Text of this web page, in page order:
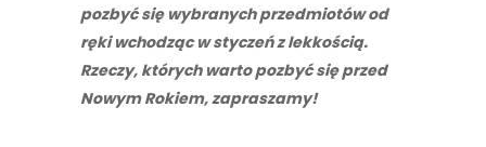
pozbyć się wybranych przedmiotów od
ręki wchodząc w styczeń z lekkością.
Rzeczy, których warto pozbyć się przed
Nowym Rokiem, zapraszamy!